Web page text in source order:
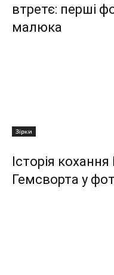
втретє: перші
малюка
Зірки
Історія
Гемсворта у